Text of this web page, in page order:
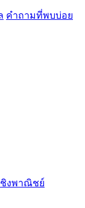
คำถามที่พบบ่อย
ชิงพาณิชย์